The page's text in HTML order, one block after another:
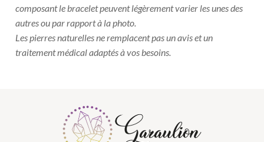
composant le bracelet peuvent légèrement varier les unes des
autres ou par rapport à la photo.
Les pierres naturelles ne remplacent pas un avis et un
traitement médical adaptés à vos besoins.